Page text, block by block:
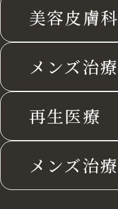
美容皮膚科
メンズ治療
再生医療
メンズ治療